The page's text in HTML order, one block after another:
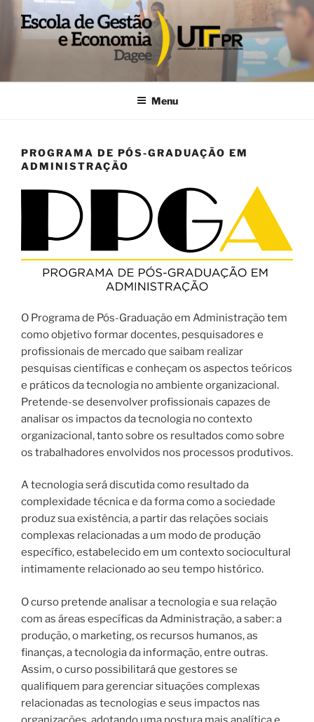
para
DAGEE
Departamento acadêmico de Gestão e Economia UTFPR
Menu
PROGRAMA DE PÓS-GRADUAÇÃO EM
ADMINISTRAÇÃO
O Programa de Pós-Graduação em Administração tem
como objetivo formar docentes, pesquisadores e
profissionais de mercado que saibam realizar
pesquisas científicas e conheçam os aspectos teóricos
e práticos da tecnologia no ambiente organizacional.
Pretende-se desenvolver profissionais capazes de
analisar os impactos da tecnologia no contexto
organizacional, tanto sobre os resultados como sobre
os trabalhadores envolvidos nos processos produtivos.
A tecnologia será discutida como resultado da
complexidade técnica e da forma como a sociedade
produz sua existência, a partir das relações sociais
complexas relacionadas a um modo de produção
específico, estabelecido em um contexto sociocultural
intimamente relacionado ao seu tempo histórico.
O curso pretende analisar a tecnologia e sua relação
com as áreas específicas da Administração, a saber: a
produção, o marketing, os recursos humanos, as
finanças, a tecnologia da informação, entre outras.
Assim, o curso possibilitará que gestores se
qualifiquem para gerenciar situações complexas
relacionadas as tecnologias e seus impactos nas